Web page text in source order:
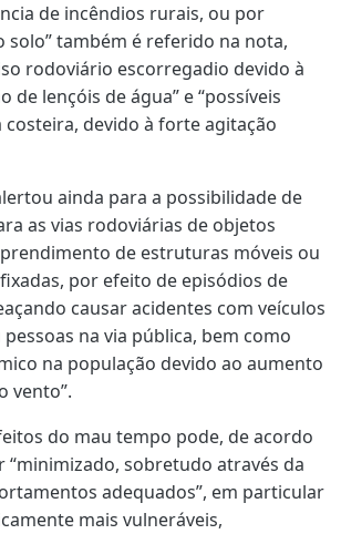
de incêndios rurais, ou por
solo” também é referido na nota,
rodoviário escorregadio devido à
de lençóis de água” e “possíveis
costeira, devido à forte agitação
ainda para a possibilidade de
as vias rodoviárias de objetos
de estruturas móveis ou
por efeito de episódios de
causar acidentes com veículos
na via pública, bem como
na população devido ao aumento
vento”.
do mau tempo pode, de acordo
“minimizado, sobretudo através da
adequados”, em particular
mais vulneráveis,